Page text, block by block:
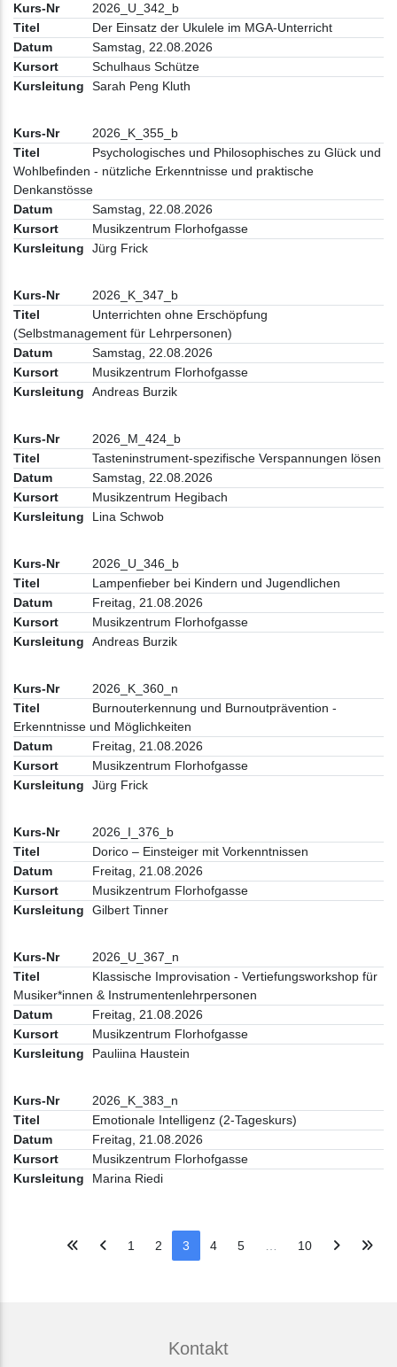
2026_U_342_b
Der Einsatz der Ukulele im MGA-Unterricht
Samstag, 22.08.2026
Schulhaus Schütze
Sarah Peng Kluth
2026_K_355_b
Psychologisches und Philosophisches zu Glück und
Wohlbefinden - nützliche Erkenntnisse und praktische
Denkanstösse
Samstag, 22.08.2026
Musikzentrum Florhofgasse
Jürg Frick
2026_K_347_b
Unterrichten ohne Erschöpfung
(Selbstmanagement für Lehrpersonen)
Samstag, 22.08.2026
Musikzentrum Florhofgasse
Andreas Burzik
2026_M_424_b
Tasteninstrument-spezifische Verspannungen lösen
Samstag, 22.08.2026
Musikzentrum Hegibach
Lina Schwob
2026_U_346_b
Lampenfieber bei Kindern und Jugendlichen
Freitag, 21.08.2026
Musikzentrum Florhofgasse
Andreas Burzik
2026_K_360_n
Burnouterkennung und Burnoutprävention -
Erkenntnisse und Möglichkeiten
Freitag, 21.08.2026
Musikzentrum Florhofgasse
Jürg Frick
2026_I_376_b
Dorico – Einsteiger mit Vorkenntnissen
Freitag, 21.08.2026
Musikzentrum Florhofgasse
Gilbert Tinner
2026_U_367_n
Klassische Improvisation - Vertiefungsworkshop für
Musiker*innen & Instrumentenlehrpersonen
Freitag, 21.08.2026
Musikzentrum Florhofgasse
Pauliina Haustein
2026_K_383_n
Emotionale Intelligenz (2-Tageskurs)
Freitag, 21.08.2026
Musikzentrum Florhofgasse
Marina Riedi
1 2 3 4 5 10
Kontakt